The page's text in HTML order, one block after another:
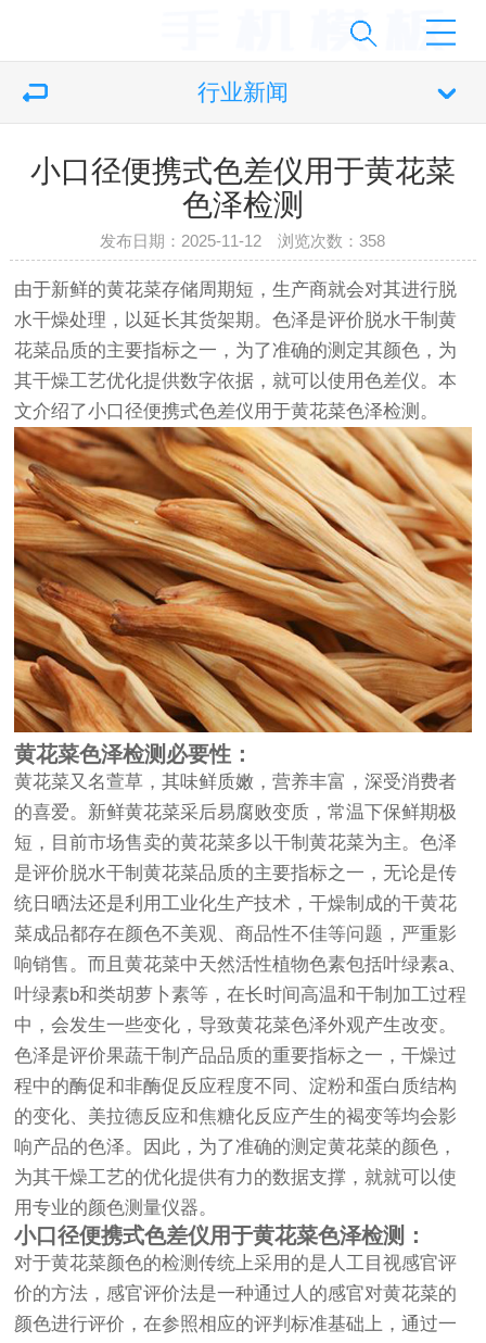
行业新闻
小口径便携式色差仪用于黄花菜
色泽检测
发布日期：2025-11-12 浏览次数：358
由于新鲜的黄花菜存储周期短，生产商就会对其进行脱
水干燥处理，以延长其货架期。色泽是评价脱水干制黄
花菜品质的主要指标之一，为了准确的测定其颜色，为
其干燥工艺优化提供数字依据，就可以使用色差仪。本
文介绍了小口径便携式色差仪用于黄花菜色泽检测。
黄花菜色泽检测必要性：
黄花菜又名萱草，其味鲜质嫩，营养丰富，深受消费者
的喜爱。新鲜黄花菜采后易腐败变质，常温下保鲜期极
短，目前市场售卖的黄花菜多以干制黄花菜为主。色泽
是评价脱水干制黄花菜品质的主要指标之一，无论是传
统日晒法还是利用工业化生产技术，干燥制成的干黄花
菜成品都存在颜色不美观、商品性不佳等问题，严重影
响销售。而且黄花菜中天然活性植物色素包括叶绿素a、
叶绿素b和类胡萝卜素等，在长时间高温和干制加工过程
中，会发生一些变化，导致黄花菜色泽外观产生改变。
色泽是评价果蔬干制产品品质的重要指标之一，干燥过
程中的酶促和非酶促反应程度不同、淀粉和蛋白质结构
的变化、美拉德反应和焦糖化反应产生的褐变等均会影
响产品的色泽。因此，为了准确的测定黄花菜的颜色，
为其干燥工艺的优化提供有力的数据支撑，就就可以使
用专业的颜色测量仪器。
小口径便携式色差仪用于黄花菜色泽检测：
对于黄花菜颜色的检测传统上采用的是人工目视感官评
价的方法，感官评价法是一种通过人的感官对黄花菜的
颜色进行评价，在参照相应的评判标准基础上，通过一